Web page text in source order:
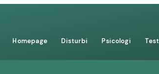
Homepage Disturbi Psicologi Test